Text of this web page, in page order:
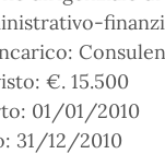
€. 15.500
01/01/2010
31/12/2010